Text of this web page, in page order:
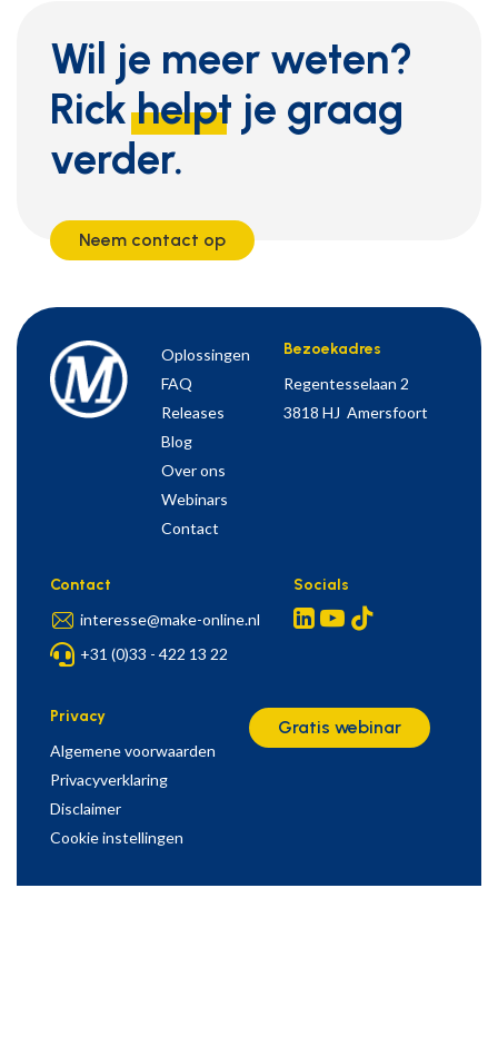
Wil je meer weten?
Rickhelpt je graag
verder.
Neem contact op
Oplossingen
FAQ
Releases
Blog
Over ons
Webinars
Contact
Bezoekadres
Regentesselaan 2
3818 HJ Amersfoort
Contact
interesse@make-online.nl
+31 (0)33 - 422 13 22
Socials
Privacy
Algemene voorwaarden
Privacyverklaring
Disclaimer
Cookie instellingen
Gratis webinar